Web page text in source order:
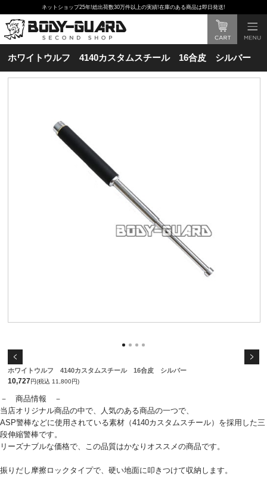
ネットショップ25年!総出荷数30万件以上の実績!在庫のある商品は即日発送!
ホワイトウルフ 4140カスタムスチール 16合皮 シルバー
ホワイトウルフ 4140カスタムスチール 16合皮 シルバー
10,727円(税込 11,800円)
－ 商品情報 －
当店オリジナル商品の中で、人気のある商品の一つで、
ASP警棒などに使用されている素材（4140カスタムスチール）を採用した三
段伸縮警棒です。
リーズナブルな価格で、この品質はかなりオススメの商品です。
振りだし摩擦ロックタイプで、硬い地面に叩きつけて収納します。